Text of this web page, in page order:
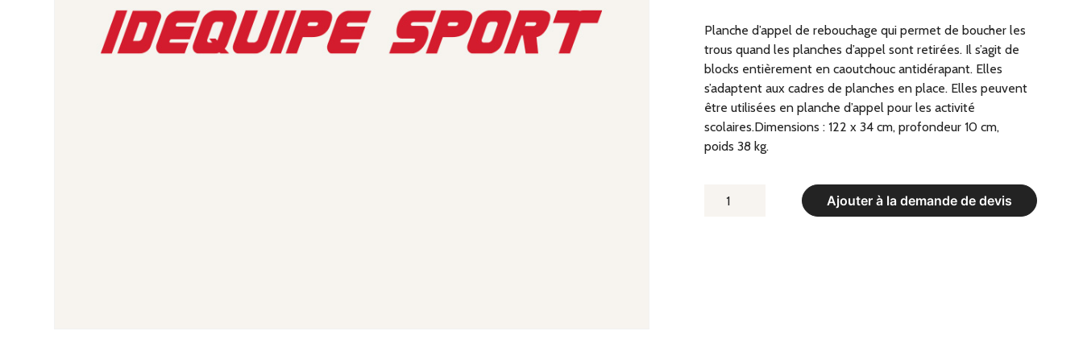
Planche d’appel de rebouchage qui permet de boucher les
trous quand les planches d’appel sont retirées. Il s’agit de
blocks entièrement en caoutchouc antidérapant. Elles
s’adaptent aux cadres de planches en place. Elles peuvent
être utilisées en planche d’appel pour les activité
scolaires.Dimensions : 122 x 34 cm, profondeur 10 cm,
poids 38 kg.
Ajouter à la demande de devis
QUANTITÉ